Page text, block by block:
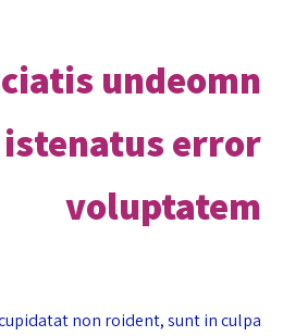
undeomn
istenatus error
voluptatem
non roident, sunt in culpa